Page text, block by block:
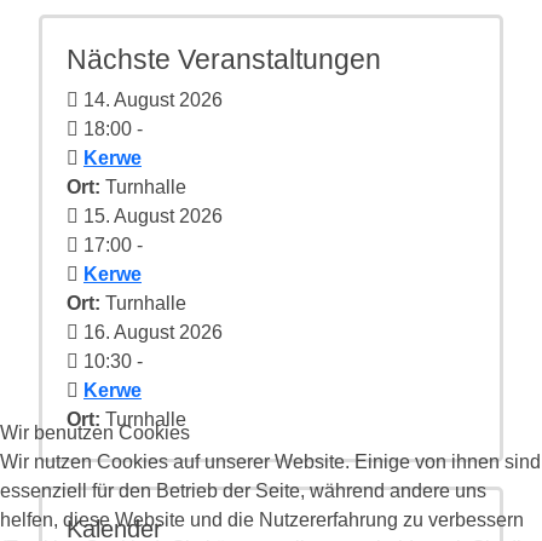
Nächste Veranstaltungen
14. August 2026
18:00 -
Kerwe
Ort: Turnhalle
15. August 2026
17:00 -
Kerwe
Ort: Turnhalle
16. August 2026
10:30 -
Kerwe
Ort: Turnhalle
Kalender
Wir benutzen Cookies
Wir nutzen Cookies auf unserer Website. Einige von ihnen sind
essenziell für den Betrieb der Seite, während andere uns
helfen, diese Website und die Nutzererfahrung zu verbessern